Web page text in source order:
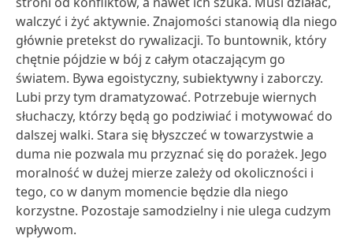
walczyć i żyć aktywnie. Znajomości stanowią dla niego
głównie pretekst do rywalizacji. To buntownik, który
chętnie pójdzie w bój z całym otaczającym go
światem. Bywa egoistyczny, subiektywny i zaborczy.
Lubi przy tym dramatyzować. Potrzebuje wiernych
słuchaczy, którzy będą go podziwiać i motywować do
dalszej walki. Stara się błyszczeć w towarzystwie a
duma nie pozwala mu przyznać się do porażek. Jego
moralność w dużej mierze zależy od okoliczności i
tego, co w danym momencie będzie dla niego
korzystne. Pozostaje samodzielny i nie ulega cudzym
wpływom.